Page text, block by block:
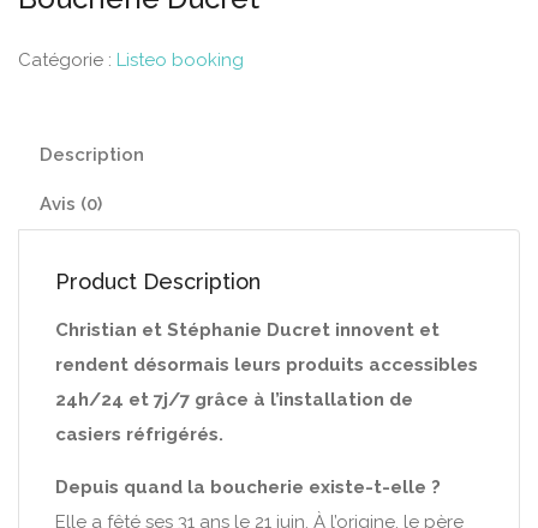
Catégorie : Listeo booking
Description
Avis (0)
Product Description
Christian et Stéphanie Ducret innovent et
rendent désormais leurs produits accessibles
24h/24 et 7j/7 grâce à l’installation de
casiers réfrigérés.
Depuis quand la boucherie existe-t-elle ?
Elle a fêté ses 31 ans le 21 juin. À l’origine, le père